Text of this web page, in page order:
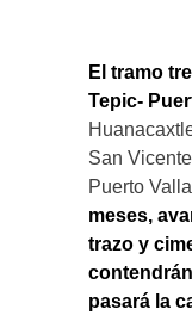
El tramo
Tepic-
San
Puerto
meses,
trazo y
pasará la